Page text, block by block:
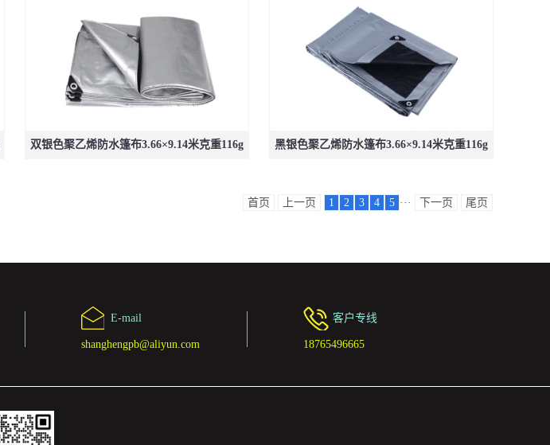
双银色聚乙烯防水篷布3.66×9.14米克重116g 黑银色聚乙烯防水篷布3.66×9.14米克重116g
首页 上一页 1 2 3 4 5 ··· 下一页 尾页
E-mail
shanghengpb@aliyun.com
客户专线
18765496665